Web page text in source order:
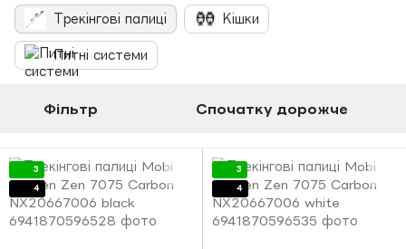
Трекінгові палиці Кішки
Питні системи
Фільтр Спочатку дорожче
3
4
3
4